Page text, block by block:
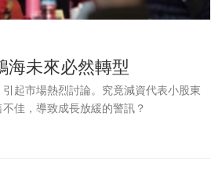
海未來必然轉型
起市場熱烈討論。究竟減資代表小股東
佳，導致成長放緩的警訊？